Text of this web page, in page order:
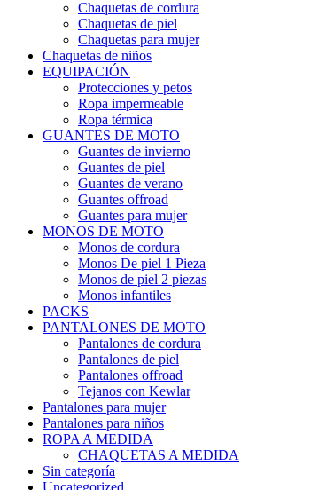
Chaquetas de cordura
Chaquetas de piel
Chaquetas para mujer
Chaquetas de niños
EQUIPACIÓN
Protecciones y petos
Ropa impermeable
Ropa térmica
GUANTES DE MOTO
Guantes de invierno
Guantes de piel
Guantes de verano
Guantes offroad
Guantes para mujer
MONOS DE MOTO
Monos de cordura
Monos De piel 1 Pieza
Monos de piel 2 piezas
Monos infantiles
PACKS
PANTALONES DE MOTO
Pantalones de cordura
Pantalones de piel
Pantalones offroad
Tejanos con Kewlar
Pantalones para mujer
Pantalones para niños
ROPA A MEDIDA
CHAQUETAS A MEDIDA
Sin categoría
Uncategorized